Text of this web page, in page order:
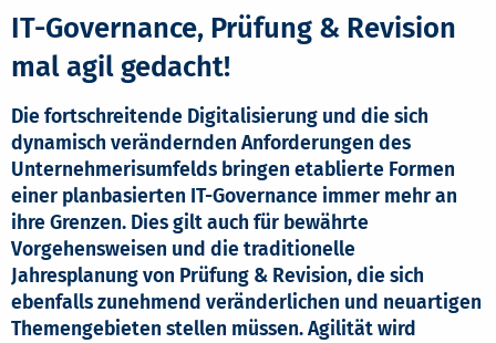
IT-Governance, Prüfung & Revision
mal agil gedacht!
Die fortschreitende Digitalisierung und die sich
dynamisch verändernden Anforderungen des
Unternehmerisumfelds bringen etablierte Formen
einer planbasierten IT-Governance immer mehr an
ihre Grenzen. Dies gilt auch für bewährte
Vorgehensweisen und die traditionelle
Jahresplanung von Prüfung & Revision, die sich
ebenfalls zunehmend veränderlichen und neuartigen
Themengebieten stellen müssen. Agilität wird